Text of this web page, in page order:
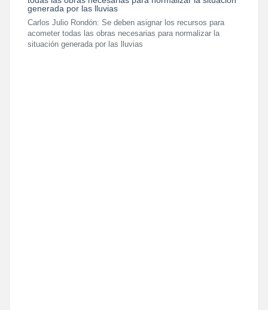
Carlos Julio Rondón: Se deben asignar los recursos para
acometer todas las obras necesarias para normalizar la
situación generada por las lluvias